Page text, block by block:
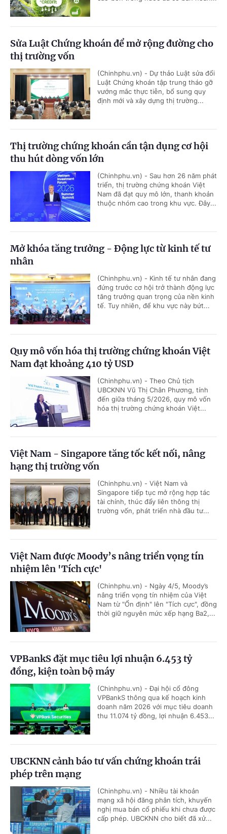
Sửa Luật Chứng khoán để mở rộng đường cho
thị trường vốn
(Chinhphu.vn) - Dự thảo Luật sửa đổi
Luật Chứng khoán tập trung tháo gỡ
vướng mắc thực tiễn, bổ sung quy
định mới và xây dựng thị trường...
Thị trường chứng khoán cần tận dụng cơ hội
thu hút dòng vốn lớn
(Chinhphu.vn) - Sau hơn 26 năm phát
triển, thị trường chứng khoán Việt
Nam đã đạt quy mô lớn, thanh khoản
thuộc nhóm cao trong khu vực. Đây...
Mở khóa tăng trưởng - Động lực từ kinh tế tư
nhân
(Chinhphu.vn) - Kinh tế tư nhân đang
đứng trước cơ hội trở thành động lực
tăng trưởng quan trọng của nền kinh
tế. Tuy nhiên, để khu vực này bứt...
Quy mô vốn hóa thị trường chứng khoán Việt
Nam đạt khoảng 410 tỷ USD
(Chinhphu.vn) - Theo Chủ tịch
UBCKNN Vũ Thị Chân Phương, tính
đến giữa tháng 5/2026, quy mô vốn
hóa thị trường chứng khoán Việt...
Việt Nam - Singapore tăng tốc kết nối, nâng
hạng thị trường vốn
(Chinhphu.vn) - Việt Nam và
Singapore tiếp tục mở rộng hợp tác
tài chính, thúc đẩy liên thông thị
trường vốn, phát triển nhà đầu tư...
Việt Nam được Moody’s nâng triển vọng tín
nhiệm lên 'Tích cực'
(Chinhphu.vn) - Ngày 4/5, Moody’s
nâng triển vọng tín nhiệm của Việt
Nam từ "Ổn định" lên "Tích cực", đồng
thời giữ nguyên mức xếp hạng Ba2,...
VPBankS đặt mục tiêu lợi nhuận 6.453 tỷ
đồng, kiện toàn bộ máy
(Chinhphu.vn) - Đại hội cổ đông
VPBankS thông qua kế hoạch kinh
doanh năm 2026 với mục tiêu doanh
thu 11.074 tỷ đồng, lợi nhuận 6.453...
UBCKNN cảnh báo tư vấn chứng khoán trái
phép trên mạng
(Chinhphu.vn) - Nhiều tài khoản
mạng xã hội đăng phân tích, khuyến
nghị mua bán cổ phiếu khi chưa được
cấp phép. UBCKNN cho biết đã xử...